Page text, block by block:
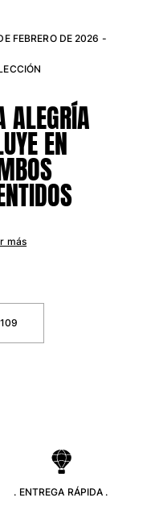
FEBRERO DE 2026 -
ALEGRÍA
EN
más
. ENTREGA RÁPIDA .